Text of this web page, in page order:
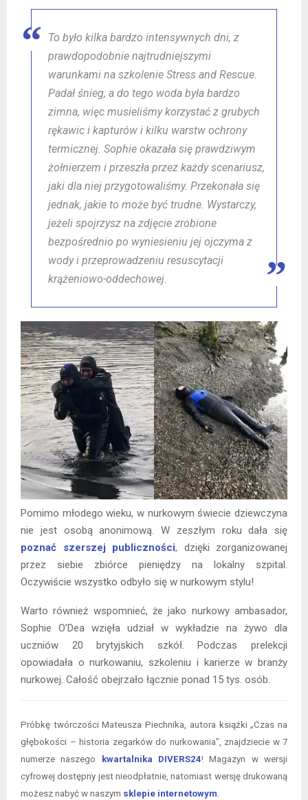
To było kilka bardzo intensywnych dni, z
prawdopodobnie najtrudniejszymi
warunkami na szkolenie Stress and Rescue.
Padał śnieg, a do tego woda była bardzo
zimna, więc musieliśmy korzystać z grubych
rękawic i kapturów i kilku warstw ochrony
termicznej. Sophie okazała się prawdziwym
żołnierzem i przeszła przez każdy scenariusz,
jaki dla niej przygotowaliśmy. Przekonała się
jednak, jakie to może być trudne. Wystarczy,
jeżeli spojrzysz na zdjęcie zrobione
bezpośrednio po wyniesieniu jej ojczyma z
wody i przeprowadzeniu resuscytacji
krążeniowo-oddechowej.
Pomimo młodego wieku, w nurkowym świecie dziewczyna
nie jest osobą anonimową. W zeszłym roku dała się
poznać szerszej publiczności, dzięki zorganizowanej
przez siebie zbiórce pieniędzy na lokalny szpital.
Oczywiście wszystko odbyło się w nurkowym stylu!
Warto również wspomnieć, że jako nurkowy ambasador,
Sophie O’Dea wzięła udział w wykładzie na żywo dla
uczniów 20 brytyjskich szkół. Podczas prelekcji
opowiadała o nurkowaniu, szkoleniu i karierze w branży
nurkowej. Całość obejrzało łącznie ponad 15 tys. osób.
Próbkę twórczości Mateusza Piechnika, autora książki „Czas na
głębokości – historia zegarków do nurkowania”, znajdziecie w 7
numerze naszego
kwartalnika DIVERS24! Magazyn w wersji
cyfrowej dostępny jest nieodpłatnie, natomiast wersję drukowaną
możesz nabyć w naszym sklepie internetowym.